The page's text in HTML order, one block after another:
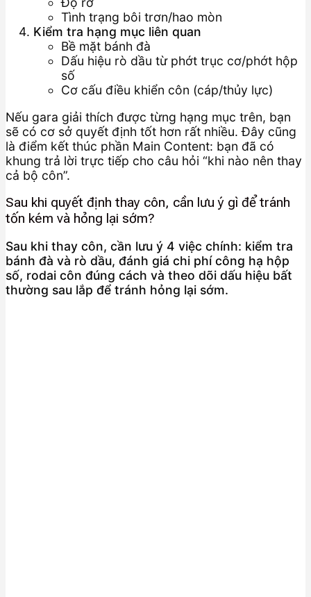
Tình trạng bôi trơn/hao mòn
Kiểm tra hạng mục liên quan
Bề mặt bánh đà
Dấu hiệu rò dầu từ phớt trục cơ/phớt hộp
số
Cơ cấu điều khiển côn (cáp/thủy lực)
Nếu gara giải thích được từng hạng mục trên, bạn
sẽ có cơ sở quyết định tốt hơn rất nhiều. Đây cũng
là điểm kết thúc phần Main Content: bạn đã có
khung trả lời trực tiếp cho câu hỏi “khi nào nên thay
cả bộ côn”.
Sau khi quyết định thay côn, cần lưu ý gì để tránh
tốn kém và hỏng lại sớm?
Sau khi thay côn, cần lưu ý 4 việc chính: kiểm tra
bánh đà và rò dầu, đánh giá chi phí công hạ hộp
số, rodai côn đúng cách và theo dõi dấu hiệu bất
thường sau lắp để tránh hỏng lại sớm.